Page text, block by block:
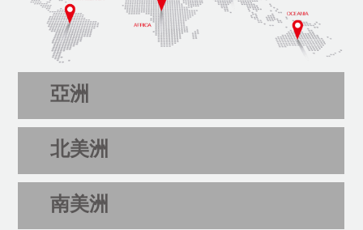
亞洲
北美洲
南美洲